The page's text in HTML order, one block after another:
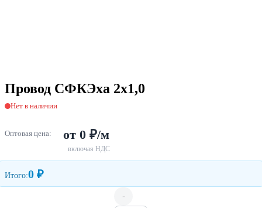
Провод СФКЭха 2х1,0
Нет в наличии
Оптовая цена: от 0 ₽/м
включая НДС
Итого:0 ₽
-